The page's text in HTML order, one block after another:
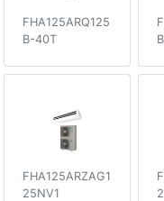
FHA125ARQ125
B-40T
FHA125ARZAG1
25NV1